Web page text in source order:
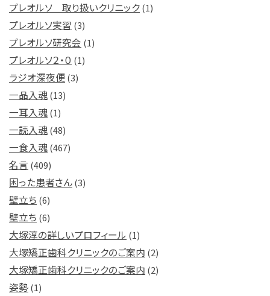
プレオルソ 取り扱いクリニック(1)
プレオルソ実習 (3)
プレオルソ研究会 (1)
プレオルソ２・０ (1)
ラジオ深夜便(3)
一品入魂(13)
一耳入魂(1)
一読入魂(48)
一食入魂(467)
名言 (409)
困った患者さん(3)
壁立ち (6)
壁立ち (6)
大塚淳の詳しいプロフィール (1)
大塚矯正歯科クリニックのご案内 (2)
大塚矯正歯科クリニックのご案内 (2)
姿勢(1)